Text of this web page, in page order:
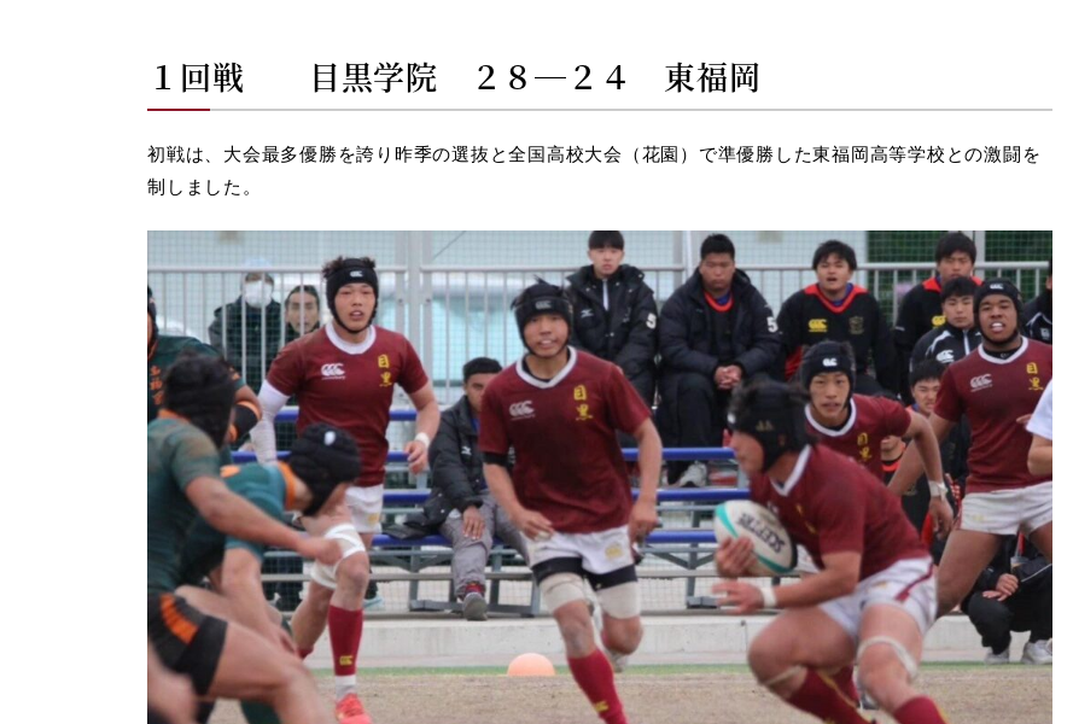
１回戦 目黒学院 ２８―２４ 東福岡
初戦は、大会最多優勝を誇り昨季の選抜と全国高校大会（花園）で準優勝した東福岡高等学校との激闘を
制しました。